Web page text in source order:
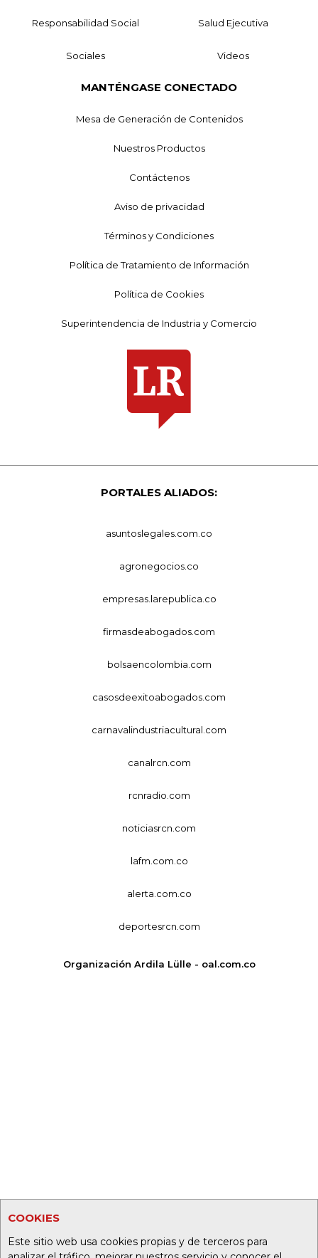
COOKIES
Este sitio web usa cookies propias y de terceros para
Responsabilidad Social Salud Ejecutiva
Sociales Videos
MANTÉNGASE CONECTADO
Mesa de Generación de Contenidos
Nuestros Productos
Contáctenos
Aviso de privacidad
Términos y Condiciones
Política de Tratamiento de Información
Política de Cookies
Superintendencia de Industria y Comercio
PORTALES ALIADOS:
asuntoslegales.com.co
agronegocios.co
empresas.larepublica.co
firmasdeabogados.com
bolsaencolombia.com
casosdeexitoabogados.com
carnavalindustriacultural.com
canalrcn.com
rcnradio.com
noticiasrcn.com
lafm.com.co
alerta.com.co
deportesrcn.com
Organización Ardila Lülle - oal.com.co